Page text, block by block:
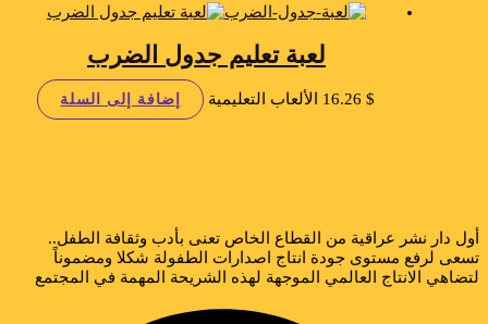
لعبة تعليم جدول الضرب
$
16.26 الألعاب التعليمية إضافة إلى السلة
أول دار نشر عراقية من القطاع الخاص تعنى بأدب وثقافة الطفل..
تسعى لرفع مستوى جودة انتاج اصدارات الطفولة شكلا ومضموناً
لتضاهي الانتاج العالمي الموجهة لهذه الشريحة المهمة في المجتمع